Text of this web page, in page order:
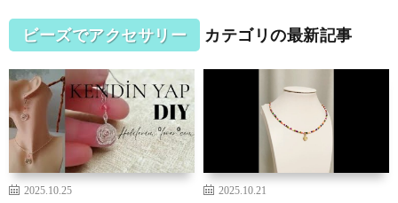
ビーズでアクセサリー カテゴリの最新記事
2025.10.25 2025.10.21